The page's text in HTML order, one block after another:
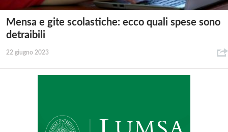
Mensa e gite scolastiche: ecco quali spese sono
detraibili
22 giugno 2023